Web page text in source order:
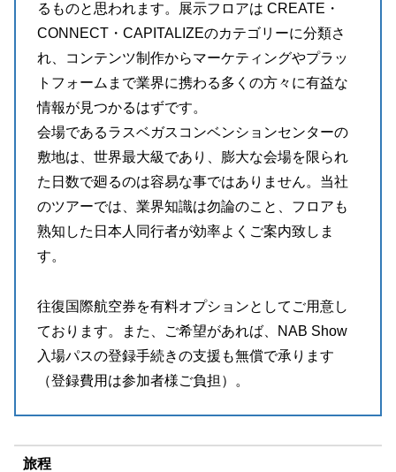
るものと思われます。展示フロアは CREATE・
CONNECT・CAPITALIZEのカテゴリーに分類さ
れ、コンテンツ制作からマーケティングやプラッ
トフォームまで業界に携わる多くの方々に有益な
情報が見つかるはずです。
会場であるラスベガスコンベンションセンターの
敷地は、世界最大級であり、膨大な会場を限られ
た日数で廻るのは容易な事ではありません。当社
のツアーでは、業界知識は勿論のこと、フロアも
熟知した日本人同行者が効率よくご案内致しま
す。
往復国際航空券を有料オプションとしてご用意し
ております。また、ご希望があれば、NAB Show
入場パスの登録手続きの支援も無償で承ります
（登録費用は参加者様ご負担）。
旅程